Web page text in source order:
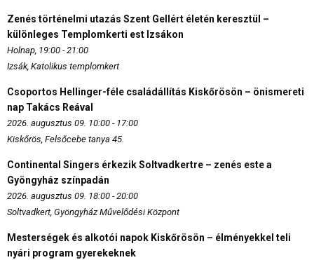
Zenés történelmi utazás Szent Gellért életén keresztül –
különleges Templomkerti est Izsákon
Holnap, 19:00 - 21:00
Izsák, Katolikus templomkert
Csoportos Hellinger-féle családállítás Kiskőrösön – önismereti
nap Takács Reával
2026. augusztus 09. 10:00 - 17:00
Kiskőrös, Felsőcebe tanya 45.
Continental Singers érkezik Soltvadkertre – zenés este a
Gyöngyház színpadán
2026. augusztus 09. 18:00 - 20:00
Soltvadkert, Gyöngyház Művelődési Központ
Mesterségek és alkotói napok Kiskőrösön – élményekkel teli
nyári program gyerekeknek